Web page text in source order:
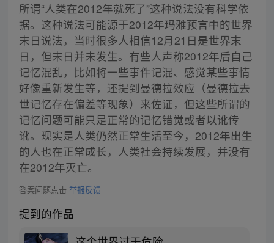
所谓“人类在2012年就死了”这种说法没有科学依
据。这种说法可能源于2012年玛雅预言中的世界
末日说法，当时很多人相信12月21日是世界末
日，但末日并未发生。有些人声称2012年后自己
记忆混乱，比如将一些事件记混、感觉某些事情
好像重新发生等，还提到曼德拉效应（曼德拉去
世记忆存在偏差等现象）来佐证，但这些所谓的
记忆问题可能只是正常的记忆错觉或者以讹传
讹。现实是人类仍然正常生活至今，2012年出生
的人也在正常成长，人类社会持续发展，并没有
在2012年灭亡。
答案问题点击 举报反馈
提到的作品